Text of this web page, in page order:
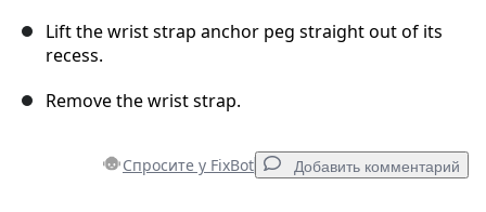
Lift the wrist strap anchor peg straight out of its
recess.
Remove the wrist strap.
Спросите у FixBot Добавить комментарий